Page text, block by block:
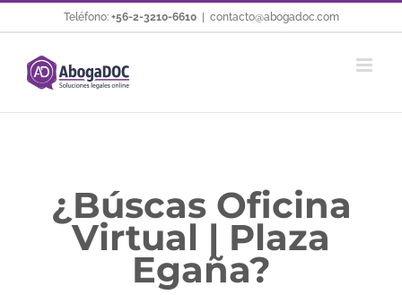
al
contenido
Teléfono: +56-2-3210-6610 contacto@abogadoc.com
¿Búscas Oficina
Virtual | Plaza
Egaña?